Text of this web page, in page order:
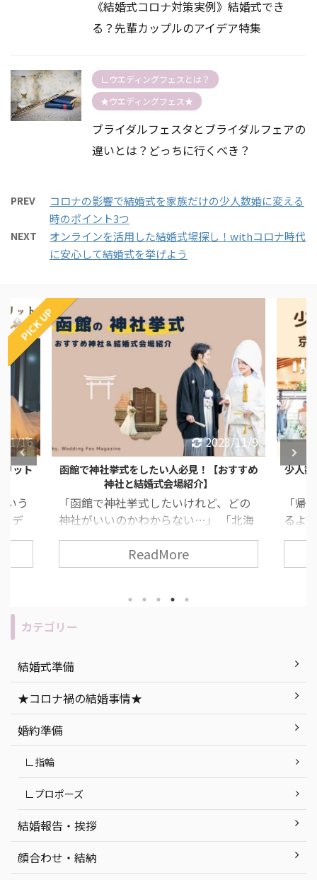
《結婚式コロナ対策実例》結婚式でき
る？先輩カップルのアイデア特集
∟ウエディングフェスとは？
★ウエディングフェス★
ブライダルフェスタとブライダルフェアの
違いとは？どっちに行くべき？
PREV
コロナの影響で結婚式を家族だけの少人数婚に変える
時のポイント3つ
NEXT
オンラインを活用した結婚式場探し！withコロナ時代
に安心して結婚式を挙げよう
PICK UP
1/16
ット
いう
デ
行
披露
説
目
ナ
リ
しで
2023/11/9
函館で神社挙式をしたい人必見！【おすすめ
神社と結婚式会場紹介】
「函館で神社挙式したいけれど、どの
神社がいいのかわからない…」 「北海
道って結婚式への考え方が違うって聞
いたことあるけれど、何か気をつけな
いといけないことあるのかな？」 なん
す！ 今回は、函館で神社挙式をしたい
人必見な、おすすめ神社と結婚式会場
ト 函館での神社挙式におすすめの神社
紹介 神前式後の披露宴におすすめの結
婚式会場｜NIPPONIA HOTEL 函館 港
町 まとめ 函館で神社挙式する時に気を
つ ...
ReadMore
少人
「帰
るよ
の費
簡単
式
な
す
カテゴリー
結婚式準備
★コロナ禍の結婚事情★
婚約準備
∟指輪
∟プロポーズ
結婚報告・挨拶
顔合わせ・結納